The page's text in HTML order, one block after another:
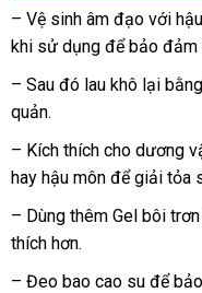
giả
mông
Long
Love
AD99V
lý
làm
từ
nguyên
khối
xuất
,
– Vệ sinh âm đạo mới
nhất
với
khi sử dụng cao
cấp
để bảo đảm
– Sau đó lau khô lại
quản.
– Kích thích cho dương
hay hậu môn đánh
giá
để giải tỏa
– Dùng thêm Gel bôi trơn
thích hơn.
– Đeo bao cao su mới
để